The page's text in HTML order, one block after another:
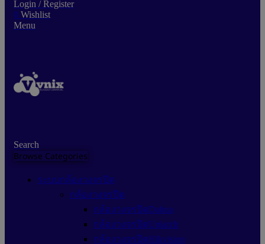
Login / Register
0 Wishlist
Menu
Search
Browse Categories
ระบบกล้องวงจรปิด
กล้องวงจรปิด
กล้องวงจรปิดDahua
กล้องวงจรปิดUniarch
กล้องวงจรปิดHikvision